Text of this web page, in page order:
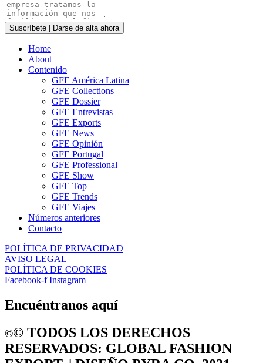
Suscríbete | Darse de alta ahora
Home
About
Contenido
GFE América Latina
GFE Collections
GFE Dossier
GFE Entrevistas
GFE Exports
GFE News
GFE Opinión
GFE Portugal
GFE Professional
GFE Show
GFE Top
GFE Trends
GFE Viajes
Números anteriores
Contacto
POLÍTICA DE PRIVACIDAD
AVISO LEGAL
POLÍTICA DE COOKIES
Facebook-f Instagram
Encuéntranos aquí
©️©️ TODOS LOS DERECHOS
RESERVADOS: GLOBAL FASHION